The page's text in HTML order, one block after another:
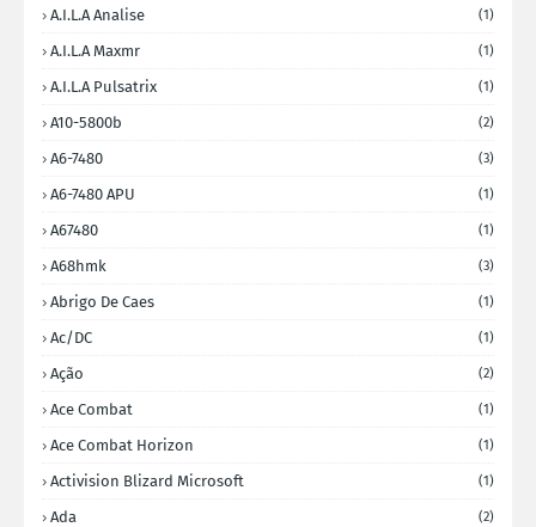
A.I.L.A Analise (1)
A.I.L.A Maxmr (1)
A.I.L.A Pulsatrix (1)
A10-5800b (2)
A6-7480 (3)
A6-7480 APU (1)
A67480 (1)
A68hmk (3)
Abrigo De Caes (1)
Ac/DC (1)
Ação (2)
Ace Combat (1)
Ace Combat Horizon (1)
Activision Blizard Microsoft (1)
Ada (2)